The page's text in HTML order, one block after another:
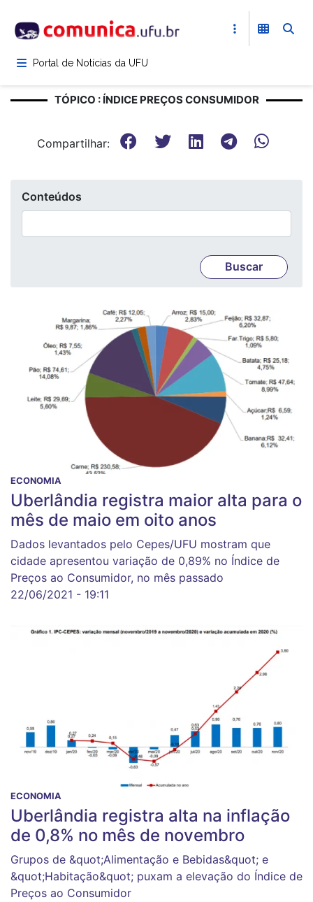
para
conteúdoPortal de Notícias da UFU
TÓPICO : ÍNDICE PREÇOS CONSUMIDOR
Compartilhar:
Conteúdos
ECONOMIA
Uberlândia registra maior alta para o
mês de maio em oito anos
Dados levantados pelo Cepes/UFU mostram que
cidade apresentou variação de 0,89% no Índice de
Preços ao Consumidor, no mês passado
22/06/2021 - 19:11
ECONOMIA
Uberlândia registra alta na inflação
de 0,8% no mês de novembro
Grupos de &quot;Alimentação e Bebidas&quot; e
&quot;Habitação&quot; puxam a elevação do Índice de
Preços ao Consumidor